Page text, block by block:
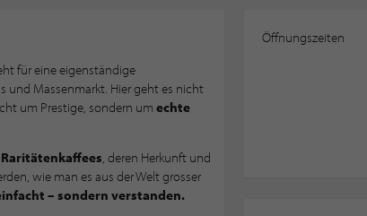
für eine eigenständige
und Massenmarkt. Hier geht es nicht
um Prestige, sondern um echte
Raritätenkaffees , deren Herkunft und
wie man es aus der Welt grosser
– sondern verstanden.
Öffnungszeiten